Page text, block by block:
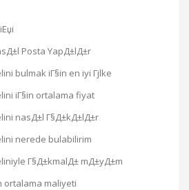
Posta YapД±lД±r
bulmak iГ§in en iyi Гјlke
iГ§in ortalama fiyat
nasД±l Г§Д±kД±lД±r
nerede bulabilirim
Г§Д±kmalД± mД±yД±m
ortalama maliyeti